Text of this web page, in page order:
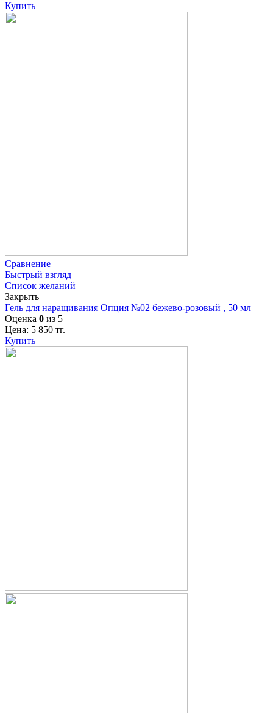
Купить
Сравнение
Быстрый взгляд
Список желаний
Закрыть
Гель для наращивания Опция №02 бежево-розовый , 50 мл
Оценка 0 из 5
Цена: 5 850 тг.
Купить